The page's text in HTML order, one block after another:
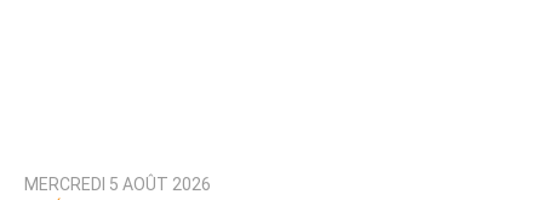
MERCREDI 5 AOÛT 2026